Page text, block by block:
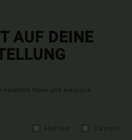
AUF DEINE
News und exklusive